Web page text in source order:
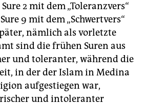
2 mit dem „Toleranzvers“
9 mit dem „Schwertvers“
nämlich als vorletzte
sind die frühen Suren aus
und toleranter, während die
in der der Islam in Medina
aufgestiegen war,
und intoleranter